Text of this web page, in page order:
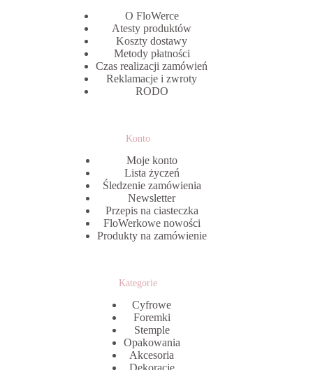
O FloWerce
Atesty produktów
Koszty dostawy
Metody płatności
Czas realizacji zamówień
Reklamacje i zwroty
RODO
Konto
Moje konto
Lista życzeń
Śledzenie zamówienia
Newsletter
Przepis na ciasteczka
FloWerkowe nowości
Produkty na zamówienie
Kategorie
Cyfrowe
Foremki
Stemple
Opakowania
Akcesoria
Dekoracje